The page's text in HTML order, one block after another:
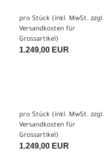
pro Stück (inkl. MwSt. zzgl.
Versandkosten für
Grossartikel)
1.249,00 EUR
pro Stück (inkl. MwSt. zzgl.
Versandkosten für
Grossartikel)
1.249,00 EUR